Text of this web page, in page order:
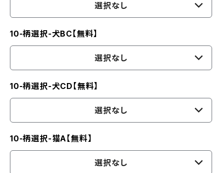
選択なし
10-柄選択-犬BC【無料】
選択なし
10-柄選択-犬CD【無料】
選択なし
10-柄選択-猫A【無料】
選択なし